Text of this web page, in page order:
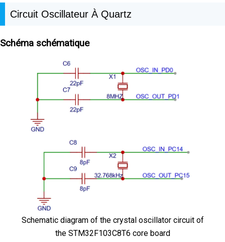
Circuit Oscillateur À Quartz
Schéma schématique
Schematic diagram of the crystal oscillator circuit of
the STM32F103C8T6 core board